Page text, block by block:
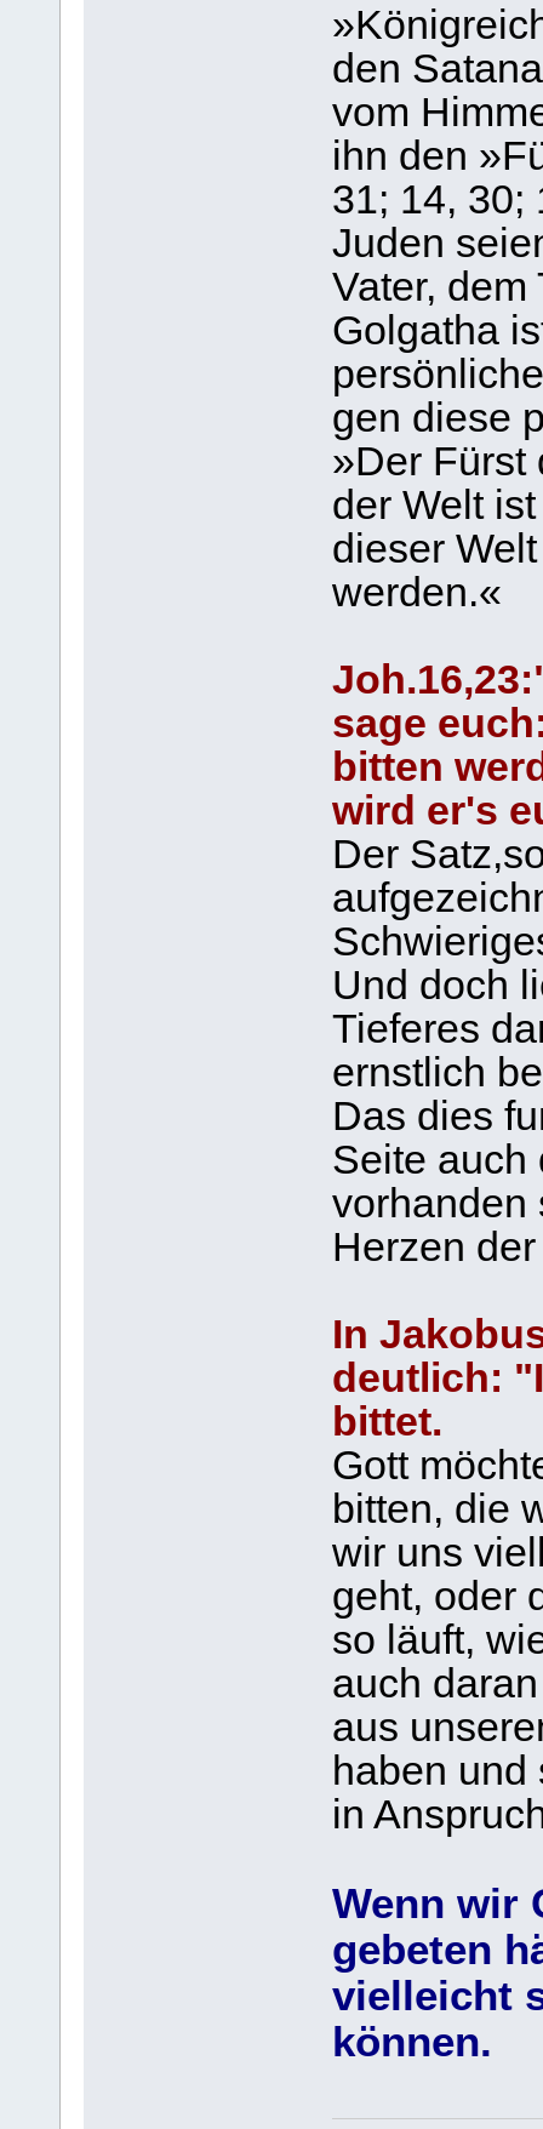
den
vom
ihn den
31; 14, 30;
Juden
Vater, dem
Golgatha
gen diese
»Der Fürst
der Welt
dieser
werden.«
sage
bitten
wird er's
Der
Und doch
Tieferes
ernstlich
Das dies
Seite auch
vorhanden
Herzen
In
deutlich:
bittet.
Gott
bitten, die
wir uns
geht, oder
so läuft,
auch
aus
haben
in
Wenn wir
gebeten
vielleicht
können.